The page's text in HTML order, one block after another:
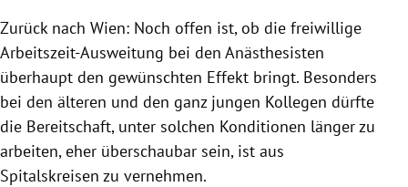
Zurück nach Wien: Noch offen ist, ob die freiwillige
Arbeitszeit-Ausweitung bei den Anästhesisten
überhaupt den gewünschten Effekt bringt. Besonders
bei den älteren und den ganz jungen Kollegen dürfte
die Bereitschaft, unter solchen Konditionen länger zu
arbeiten, eher überschaubar sein, ist aus
Spitalskreisen zu vernehmen.